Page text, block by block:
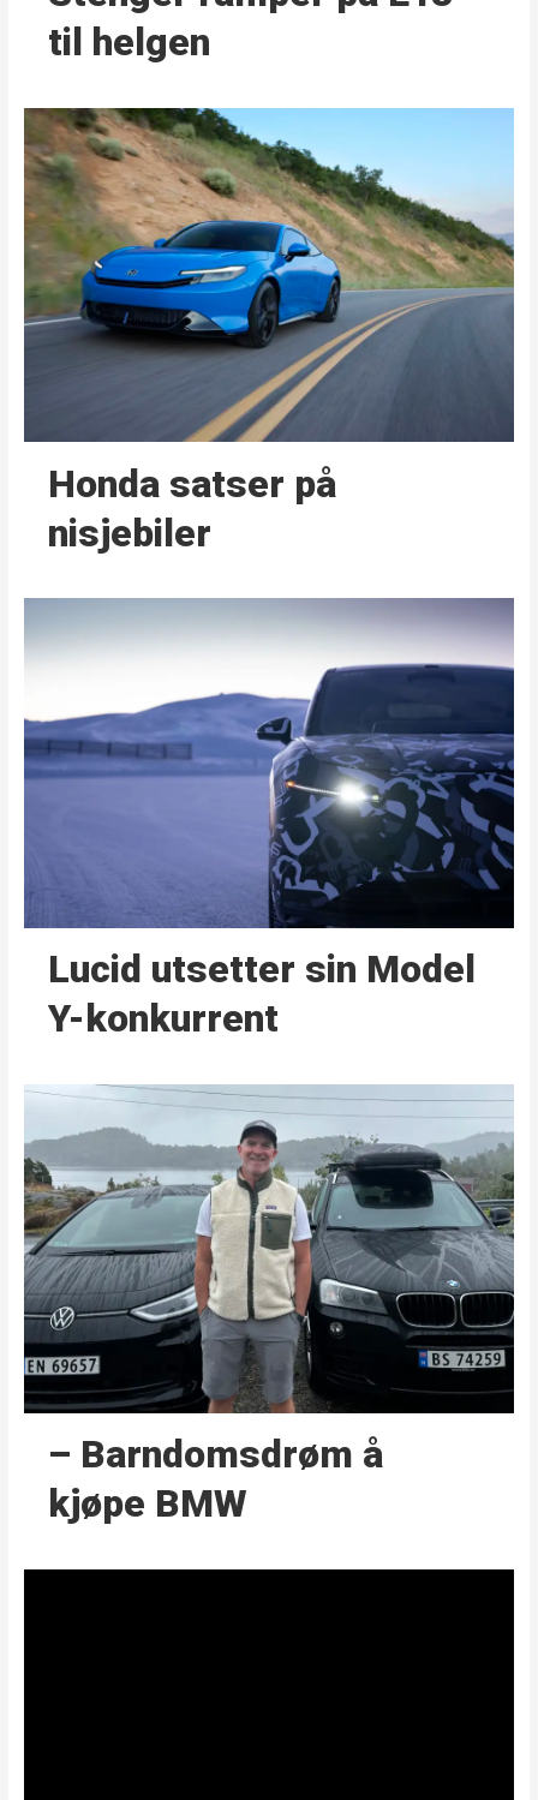
til helgen
Honda satser på
nisjebiler
Lucid utsetter sin Model
Y-konkurrent
– Barndoms­drøm å
kjøpe BMW